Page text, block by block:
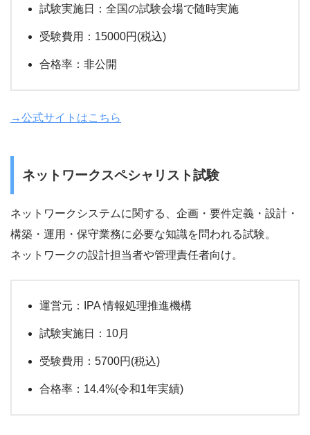
試験実施日：全国の試験会場で随時実施
受験費用：15000円(税込)
合格率：非公開
→公式サイトはこちら
ネットワークスペシャリスト試験
ネットワークシステムに関する、企画・要件定義・設計・
構築・運用・保守業務に必要な知識を問われる試験。
ネットワークの設計担当者や管理責任者向け。
運営元：IPA 情報処理推進機構
試験実施日：10月
受験費用：5700円(税込)
合格率：14.4%(令和1年実績)